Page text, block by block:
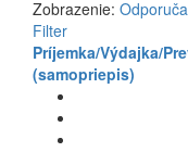
Zobrazenie:
Filter
Príjemka/Výdajka/
(samopriepis)